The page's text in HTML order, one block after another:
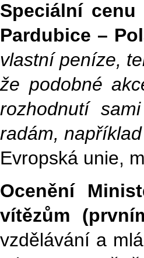
Speciální
Pardubice –
vlastní peníze,
že podobné
rozhodnutí
radám,
Evropská unie,
Ocenění
vítězům
vzdělávání a